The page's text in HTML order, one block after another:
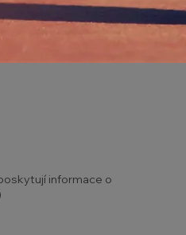
informace o